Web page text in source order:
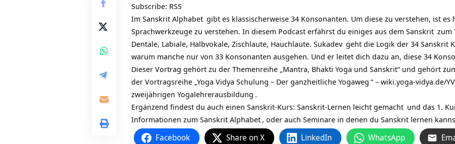
Subscribe: RSS
Im Sanskrit Alphabet gibt es klassischerweise 34 Konsonanten. Um diese zu verstehen, ist
Sprachwerkzeuge zu verstehen. In diesem Podcast erfährst du einiges aus dem Sanskrit zum
Dentale, Labiale, Halbvokale, Zischlaute, Hauchlaute. Sukadev geht die Logik der 34 Sanskrit
warum manche nur von 33 Konsonanten ausgehen. Und er leitet dich dazu an, diese 34
Dieser Vortrag gehört zu der Themenreihe „Mantra, Bhakti Yoga und Sanskrit“ und gehört
der Vortragsreihe „Yoga Vidya Schulung – Der ganzheitliche Yogaweg “ – wiki.yoga-vidya.de/
zweijährigen Yogalehrerausbildung .
Ergänzend findest du auch einen Sanskrit-Kurs: Sanskrit-Lernen leicht gemacht und das 1.
Informationen zum Sanskrit Alphabet , oder auch Seminare in denen du Sanskrit lernen
Facebook Share on X LinkedIn WhatsApp